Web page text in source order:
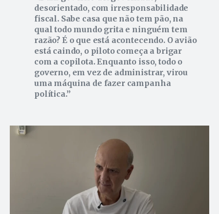
desorientado, com irresponsabilidade
fiscal. Sabe casa que não tem pão, na
qual todo mundo grita e ninguém tem
razão? É o que está acontecendo. O avião
está caindo, o piloto começa a brigar
com a copilota. Enquanto isso, todo o
governo, em vez de administrar, virou
uma máquina de fazer campanha
política.